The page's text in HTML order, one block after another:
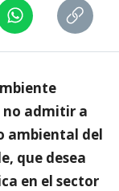
no admitir a
ambiental del
que desea
en el sector